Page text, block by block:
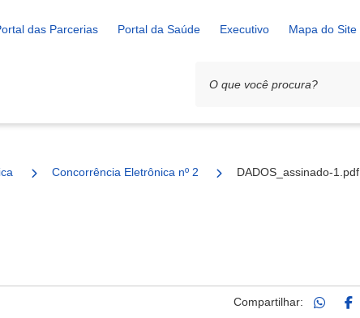
das Parcerias Portal da Saúde Executivo Mapa do Site
Concorrência Eletrônica nº 2/2025 DADOS_assinado-1.pdf
Compartilhar: